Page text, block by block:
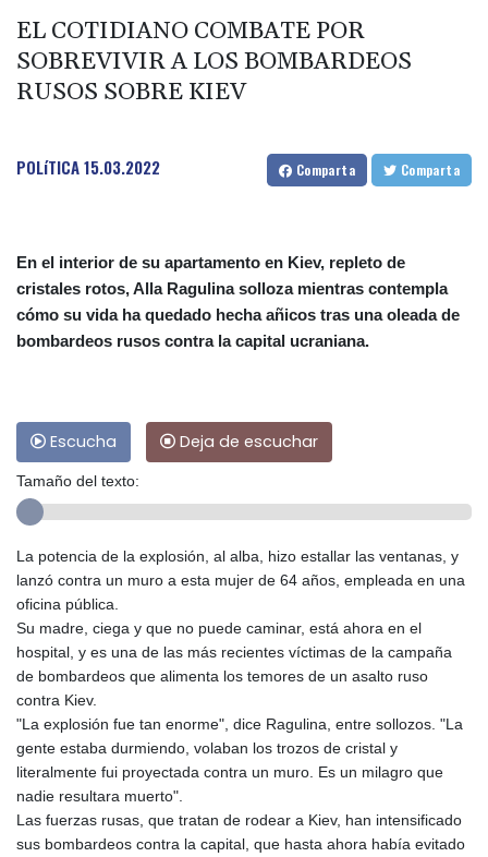
EL COTIDIANO COMBATE POR
SOBREVIVIR A LOS BOMBARDEOS
RUSOS SOBRE KIEV
POLíTICA15.03.2022 Comparta Comparta
En el interior de su apartamento en Kiev, repleto de
cristales rotos, Alla Ragulina solloza mientras contempla
cómo su vida ha quedado hecha añicos tras una oleada de
bombardeos rusos contra la capital ucraniana.
Escucha Deja de escuchar
Tamaño del texto:
La potencia de la explosión, al alba, hizo estallar las ventanas, y
lanzó contra un muro a esta mujer de 64 años, empleada en una
oficina pública.
Su madre, ciega y que no puede caminar, está ahora en el
hospital, y es una de las más recientes víctimas de la campaña
de bombardeos que alimenta los temores de un asalto ruso
contra Kiev.
"La explosión fue tan enorme", dice Ragulina, entre sollozos. "La
gente estaba durmiendo, volaban los trozos de cristal y
literalmente fui proyectada contra un muro. Es un milagro que
nadie resultara muerto".
Las fuerzas rusas, que tratan de rodear a Kiev, han intensificado
sus bombardeos contra la capital, que hasta ahora había evitado